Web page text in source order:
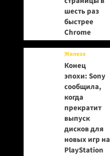
шесть раз
быстрее
Chrome
Железо
Конец
эпохи: Sony
сообщила,
когда
прекратит
выпуск
дисков для
новых игр на
PlayStation